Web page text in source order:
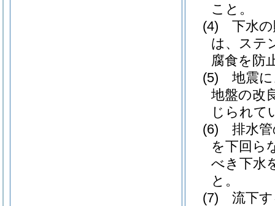
こと。
(4)
下水
は、ステ
腐食を防
(5)
地震
地盤の改
じられて
(6)
排水
を下回ら
べき下水
と。
(7)
流下